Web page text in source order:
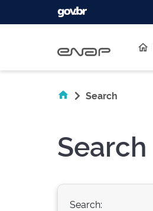
Search
Search
Search: